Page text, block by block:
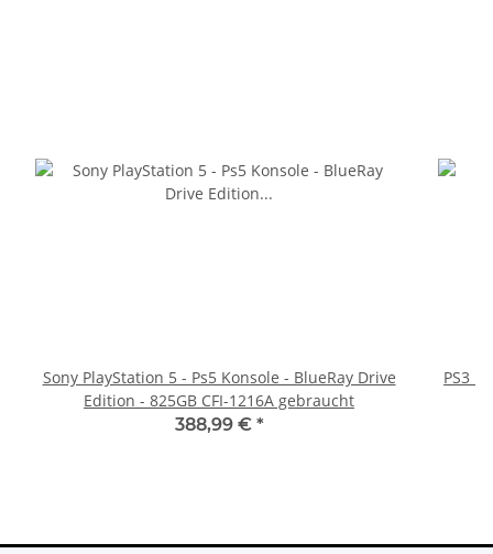
Sony PlayStation 5 - Ps5 Konsole - BlueRay Drive
Edition - 825GB CFI-1216A gebraucht
388,99 € *
PS3